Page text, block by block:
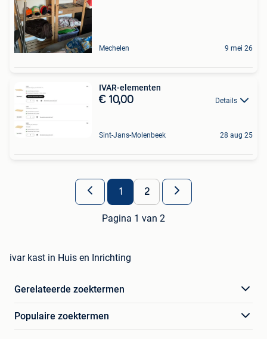
Mechelen 9 mei 26
IVAR-elementen
€ 10,00 Details
Sint-Jans-Molenbeek 28 aug 25
1 2
Pagina 1 van 2
ivar kast in Huis en Inrichting
Gerelateerde zoektermen
Populaire zoektermen